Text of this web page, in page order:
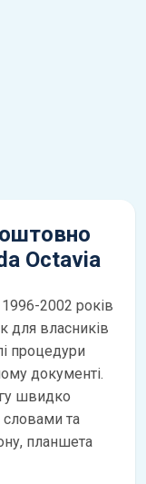
Octavia
2002 років
для власників
процедури
документі.
швидко
та
планшета